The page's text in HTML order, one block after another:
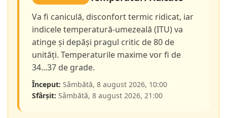
Va fi caniculă, disconfort termic ridicat, iar
indicele temperatură-umezeală (ITU) va
atinge și depăși pragul critic de 80 de
unități. Temperaturile maxime vor fi de
34...37 de grade.
Început: Sâmbătă, 8 august 2026, 10:00
Sfârșit: Sâmbătă, 8 august 2026, 21:00